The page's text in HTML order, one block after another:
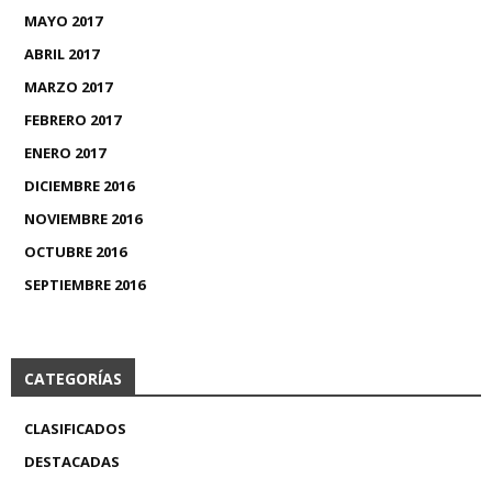
MAYO 2017
ABRIL 2017
MARZO 2017
FEBRERO 2017
ENERO 2017
DICIEMBRE 2016
NOVIEMBRE 2016
OCTUBRE 2016
SEPTIEMBRE 2016
CATEGORÍAS
CLASIFICADOS
DESTACADAS